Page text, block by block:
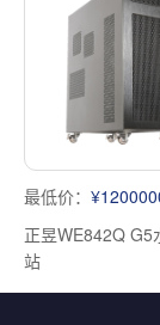
最低价：
正昱WE842Q G5
站